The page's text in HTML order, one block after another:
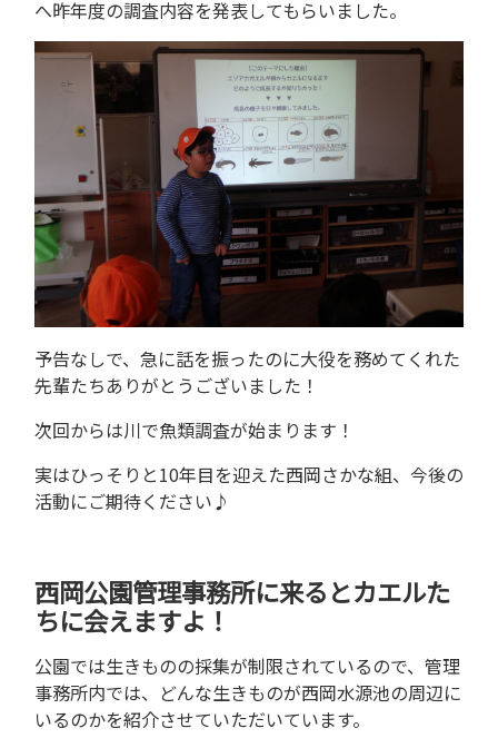
へ昨年度の調査内容を発表してもらいました。
予告なしで、急に話を振ったのに大役を務めてくれた
先輩たちありがとうございました！
次回からは川で魚類調査が始まります！
実はひっそりと10年目を迎えた西岡さかな組、今後の
活動にご期待ください♪
西岡公園管理事務所に来るとカエルた
ちに会えますよ！
公園では生きものの採集が制限されているので、管理
事務所内では、どんな生きものが西岡水源池の周辺に
いるのかを紹介させていただいています。